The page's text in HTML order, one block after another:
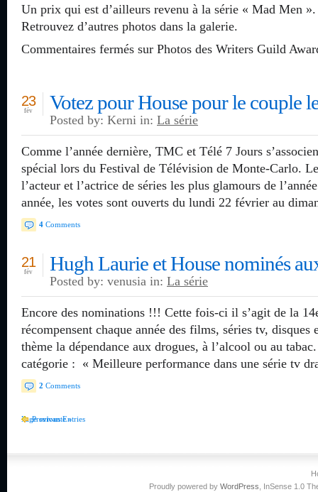
Un prix qui est d’ailleurs revenu à la série « Mad Men
Retrouvez d’autres photos dans la galerie.
Commentaires fermés sur Photos des Writers Guild
Votez pour House pour le couple
23
fév
Posted by: Kerni in: La série
Comme l’année dernière, TMC et Télé 7 Jours
spécial lors du Festival de Télévision de Monte-Carlo.
l’acteur et l’actrice de séries les plus glamours de
année, les votes sont ouverts du lundi 22 février au
4 Comments
Hugh Laurie et House nominés
21
fév
Posted by: venusia in: La série
Encore des nominations !!! Cette fois-ci il s’agit de la
récompensent chaque année des films, séries tv, disques
thème la dépendance aux drogues, à l’alcool ou au
catégorie : « Meilleure performance dans une série tv
2 Comments
Previous Entries
Page suivante »
Proudly powered by WordPress , InSense 1.0